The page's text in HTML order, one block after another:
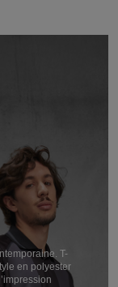
T-
en polyester